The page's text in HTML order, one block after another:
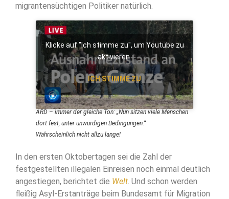
migrantensüchtigen Politiker natürlich.
Klicke auf "Ich stimme zu", um Youtube zu
aktivieren
ICH STIMME ZU
ARD – immer der gleiche Ton: „Nun sitzen viele Menschen
dort fest, unter unwürdigen Bedingungen.“
Wahrscheinlich nicht allzu lange!
In den ersten Oktobertagen sei die Zahl der
festgestellten illegalen Einreisen noch einmal deutlich
angestiegen, berichtet die Welt . Und schon werden
fleißig Asyl-Erstanträge beim Bundesamt für Migration